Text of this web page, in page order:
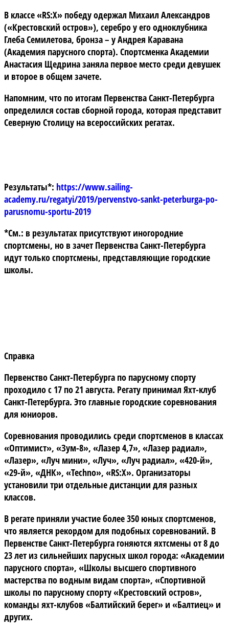
В классе «RS:X» победу одержал Михаил Александров
(«Крестовский остров»), серебро у его одноклубника
Глеба Семилетова, бронза – у Андрея Каравана
(Академия парусного спорта). Спортсменка Академии
Анастасия Щедрина заняла первое место среди девушек
и второе в общем зачете.
Напомним, что по итогам Первенства Санкт-Петербурга
определился состав сборной города, которая представит
Северную Столицу на всероссийских регатах.
Результаты*: https://www.sailing-
academy.ru/regatyi/2019/pervenstvo-sankt-peterburga-po-
parusnomu-sportu-2019
*См.: в результатах присутствуют иногородние
спортсмены, но в зачет Первенства Санкт-Петербурга
идут только спортсмены, представляющие городские
школы.
Справка
Первенство Санкт-Петербурга по парусному спорту
проходило с 17 по 21 августа. Регату принимал Яхт-клуб
Санкт-Петербурга. Это главные городские соревнования
для юниоров.
Соревнования проводились среди спортсменов в классах
«Оптимист», «Зум-8», «Лазер 4,7», «Лазер радиал»,
«Лазер», «Луч мини», «Луч», «Луч радиал», «420-й»,
«29-й», «ДНК», «Techno», «RS:X». Организаторы
установили три отдельные дистанции для разных
классов.
В регате приняли участие более 350 юных спортсменов,
что является рекордом для подобных соревнований. В
Первенстве Санкт-Петербурга гоняются яхтсмены от 8 до
23 лет из сильнейших парусных школ города: «Академии
парусного спорта», «Школы высшего спортивного
мастерства по водным видам спорта», «Спортивной
школы по парусному спорту «Крестовский остров»,
команды яхт-клубов «Балтийский берег» и «Балтиец» и
других.